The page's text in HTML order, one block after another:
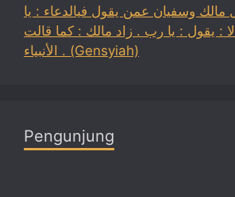
مالك وسفيان عمن يقول فيالدعاء : يا
: يقول : يا رب . زاد مالك : كما قالت
الأنبياء . (Gensyiah)
Pengunjung